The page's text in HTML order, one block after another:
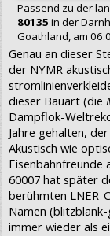
Passend zu der
80135 in der
Goathland, am
Genau an dieser
der NYMR
dieser Bauart (die
Dampflok-
Jahre gehalten,
Akustisch wie
Eisenbahnfreunde
60007 hat später
berühmten LNER-
Namen
immer wieder als